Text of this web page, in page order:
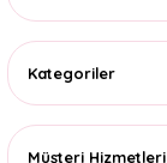
Kategoriler
Müşteri Hizmetleri